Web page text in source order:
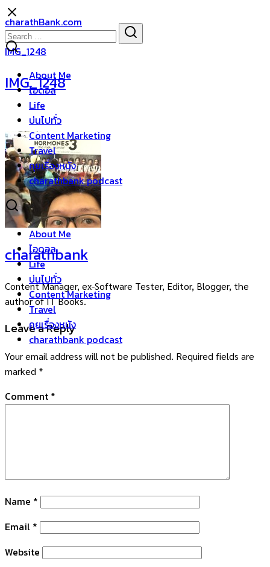
Skip
to
content
charathBank.com
About Me
ไอดอล
Life
บ่นไปทั่ว
Content Marketing
Travel
คุยเรื่องหนัง
charathbank podcast
About Me
ไอดอล
Life
บ่นไปทั่ว
Content Marketing
Travel
คุยเรื่องหนัง
charathbank podcast
Search
for:
IMG_1248
IMG_1248
charathbank
Content Manager, ex-Software Tester, Editor, Blogger, the
author of IT Books.
Leave a Reply
Your email address will not be published. Required fields are
marked *
Comment *
Name *
Email *
Website